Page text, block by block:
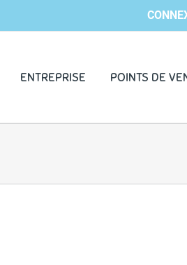
ENTREPRISE POINTS DE